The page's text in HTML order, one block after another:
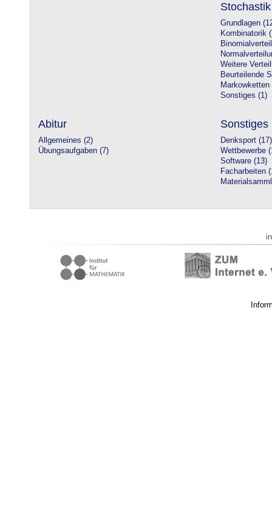
Stochastik
Grundlagen
Kombinatorik
Weitere
Beurteilende
Markowketten
Sonstiges (1)
Abitur
Allgemeines (2)
Übungsaufgaben (7)
Sonstiges
Denksport (17)
Wettbewerbe
Software (13)
Facharbeiten